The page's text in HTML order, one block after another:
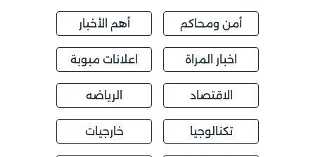
أمن ومحاكم أهم الأخبار
اخبار المراة اعلانات مبوبة
الاقتصاد الرياضه
تكنالوجيا خارجيات